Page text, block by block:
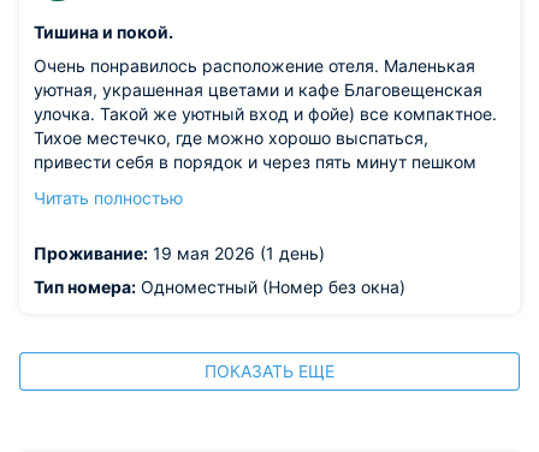
Тишина и покой.
Очень понравилось расположение отеля. Маленькая
уютная, украшенная цветами и кафе Благовещенская
улочка. Такой же уютный вход и фойе) все компактное.
Тихое местечко, где можно хорошо выспаться,
привести себя в порядок и через пять минут пешком
рядом.
Читать полностью
Проживание: 19 мая 2026 (1 день)
Тип номера: Одноместный (Номер без окна)
ПОКАЗАТЬ ЕЩЕ